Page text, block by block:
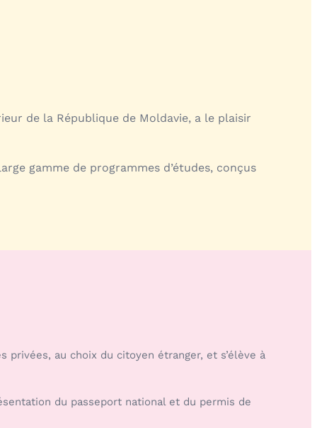
de la République de Moldavie, a le plaisir
gamme de programmes d’études, conçus
privées, au choix du citoyen étranger, et s’élève à
du passeport national et du permis de